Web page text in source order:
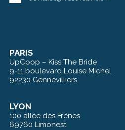
PARIS
UpCoop – Kiss The Bride
9-11 boulevard Louise Michel
92230 Gennevilliers
LYON
100 allée des Frênes
69760 Limonest